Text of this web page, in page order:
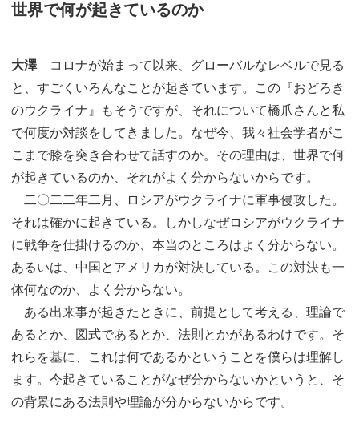
世界で何が起きているのか
大澤コロナが始まって以来、グローバルなレベルで見る
と、すごくいろんなことが起きています。この『おどろき
のウクライナ』もそうですが、それについて橋爪さんと私
で何度か対談をしてきました。なぜ今、我々社会学者がこ
こまで膝を突き合わせて話すのか。その理由は、世界で何
が起きているのか、それがよく分からないからです。
二〇二二年二月、ロシアがウクライナに軍事侵攻した。
それは確かに起きている。しかしなぜロシアがウクライナ
に戦争を仕掛けるのか、本当のところはよく分からない。
あるいは、中国とアメリカが対決している。この対決も一
体何なのか、よく分からない。
ある出来事が起きたときに、前提として考える、理論で
あるとか、図式であるとか、法則とかがあるわけです。そ
れらを基に、これは何であるかということを僕らは理解し
ます。今起きていることがなぜ分からないかというと、そ
の背景にある法則や理論が分からないからです。